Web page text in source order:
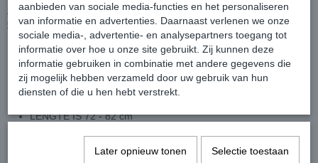
BODY CHAIN MET DUBBELE DUNNE KETTING, BUIKKETTING,
GOUD & ZILVER
LEUKE BUIKKETTING MET TWEE SIERLIJKE DUNNE
GOUD- OF ZILVERKLEURIGE KETTINGEN
DE KETTING SLUIT AAN DE ACHTERZIJDE MET EEN IN
GROOTTE VERSTELBARE HAAKSLUITING
LENGTE IS 72 - 82 cm
KLEUR = GOUD OF ZILVER
aanbieden van sociale media-functies en het personaliseren
van informatie en advertenties. Daarnaast verlenen we onze
sociale media-, advertentie- en analysepartners toegang tot
informatie over hoe u onze site gebruikt. Zij kunnen deze
informatie gebruiken in combinatie met andere gegevens die
zij mogelijk hebben verzameld door uw gebruik van hun
diensten of die u hen hebt verstrekt.
Later opnieuw tonen Selectie toestaan